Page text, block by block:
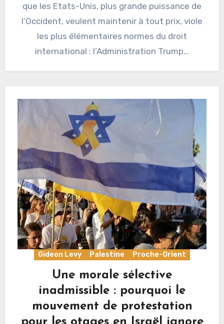
que les Etats-Unis, plus grande puissance de
l’Occident, veulent maintenir à tout prix, viole
les plus élémentaires normes du droit
international : l’Administration Trump…
Gideon Levy Palestine Proche-Orient
Une morale sélective
inadmissible : pourquoi le
mouvement de protestation